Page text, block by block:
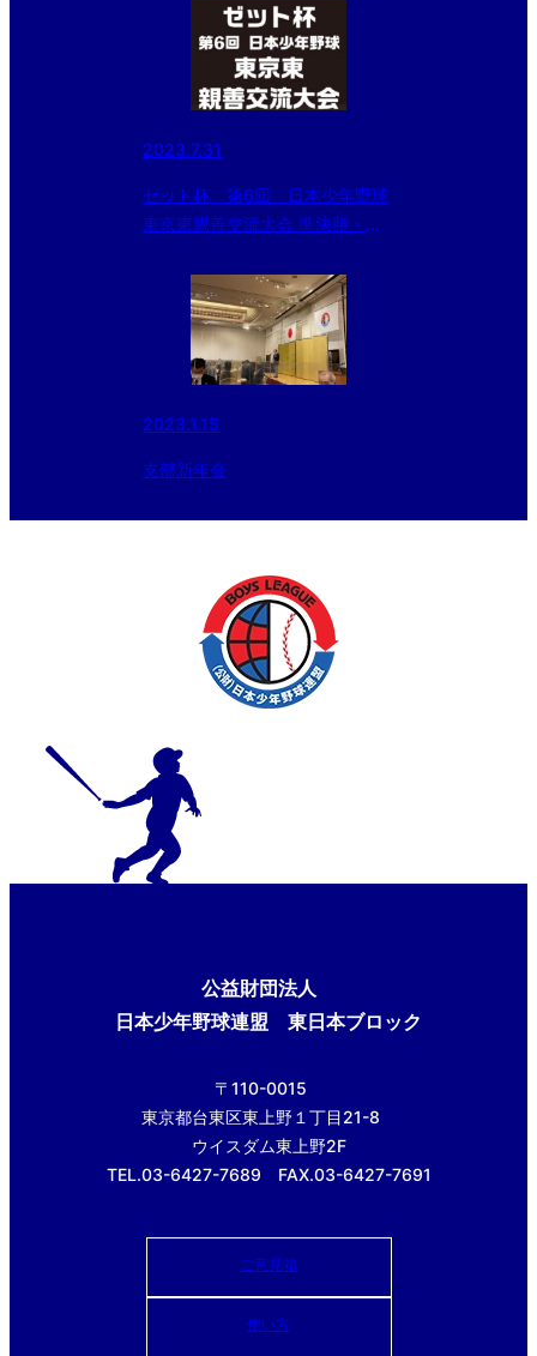
2023.7.31
ゼット杯 第6回 日本少年野球
東京東親善交流大会 準決勝・決
2023.1.15
支部新年会
公益財団法人
日本少年野球連盟 東日本ブロック
〒110-0015
東京都台東区東上野１丁目21-8
ウイスダム東上野2F
TEL.03-6427-7689 FAX.03-6427-7691
ご意見箱
使い方